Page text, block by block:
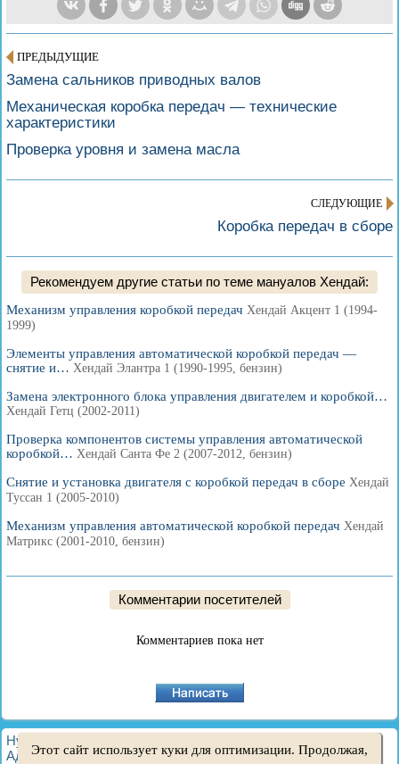
ПРЕДЫДУЩИЕ
Замена сальников приводных валов
Механическая коробка передач — технические
характеристики
Проверка уровня и замена масла
СЛЕДУЮЩИЕ
Коробка передач в сборе
Рекомендуем другие статьи по теме мануалов Хендай:
Механизм управления коробкой передач Хендай Акцент 1 (1994-
1999)
Элементы управления автоматической коробкой передач —
снятие и… Хендай Элантра 1 (1990-1995, бензин)
Замена электронного блока управления двигателем и коробкой…
Хендай Гетц (2002-2011)
Проверка компонентов системы управления автоматической
коробкой… Хендай Санта Фе 2 (2007-2012, бензин)
Снятие и установка двигателя с коробкой передач в сборе Хендай
Туссан 1 (2005-2010)
Механизм управления автоматической коробкой передач Хендай
Матрикс (2001-2010, бензин)
Комментарии посетителей
Комментариев пока нет
HyundaiBook.ru © 2018-2026
·
Администрация·Поиск по сайту·Владельцам Хендай
Этот сайт использует куки для оптимизации. Продолжая,